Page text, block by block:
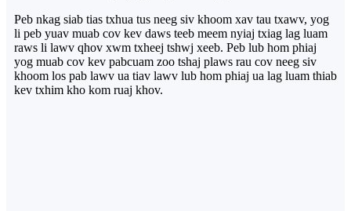
Peb nkag siab tias txhua tus neeg siv khoom xav tau txawv, yog
li peb yuav muab cov kev daws teeb meem nyiaj txiag lag luam
raws li lawv qhov xwm txheej tshwj xeeb. Peb lub hom phiaj
yog muab cov kev pabcuam zoo tshaj plaws rau cov neeg siv
khoom los pab lawv ua tiav lawv lub hom phiaj ua lag luam thiab
kev txhim kho kom ruaj khov.